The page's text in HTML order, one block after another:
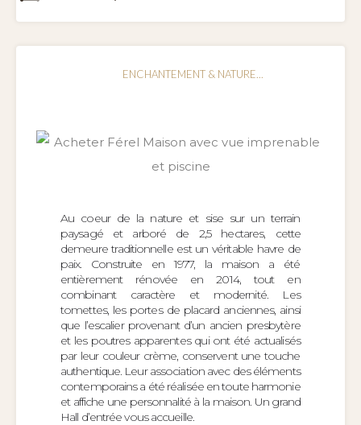
ENCHANTEMENT & NATURE...
Au coeur de la nature et sise sur un terrain
paysagé et arboré de 2,5 hectares, cette
demeure traditionnelle est un véritable havre de
paix. Construite en 1977, la maison a été
entièrement rénovée en 2014, tout en
combinant caractère et modernité. Les
tomettes, les portes de placard anciennes, ainsi
que l’escalier provenant d’un ancien presbytère
et les poutres apparentes qui ont été actualisés
par leur couleur crème, conservent une touche
authentique. Leur association avec des éléments
contemporains a été réalisée en toute harmonie
et affiche une personnalité à la maison. Un grand
Hall d’entrée vous accueille.